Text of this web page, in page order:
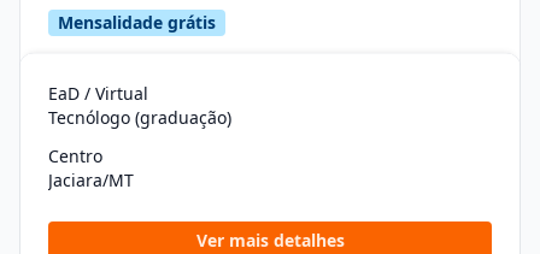
Mensalidade grátis
EaD / Virtual
Tecnólogo (graduação)
Centro
Jaciara/MT
Ver mais detalhes